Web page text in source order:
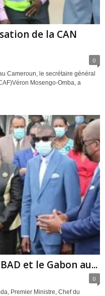
de la CAN
0
Cameroun, le secrétaire général
Mosengo-Omba, a
et le Gabon au...
0
Premier Ministre, Chef du